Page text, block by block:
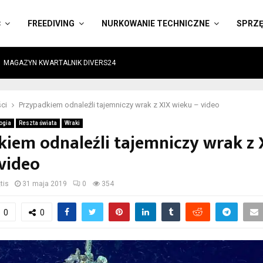
FREEDIVING NURKOWANIE TECHNICZNE
MAGAZYN KWARTALNIK DIVERS24
Przypadkiem odnaleźli tajemniczy wrak z XIX wieku – video
Reszta świata Wraki
odnaleźli tajemniczy wrak z
31 maja 2019 0 354
0 0